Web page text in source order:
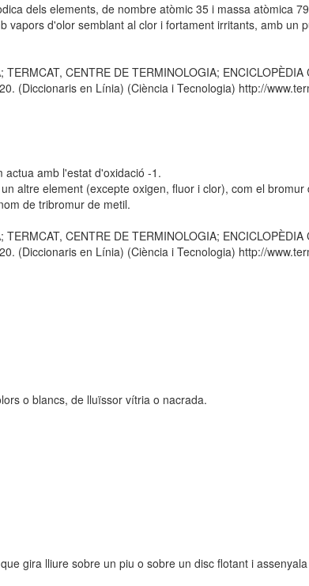
dels elements, de nombre atòmic 35 i massa atòmica
vapors d'olor semblant al clor i fortament irritants, amb un
CENTRE DE TERMINOLOGIA;
(Diccionaris en Línia) (Ciència i Tecnologia) http://
amb l'estat d'oxidació -1.
altre element (excepte oxigen, fluor i clor), com el
de tribromur de metil.
CENTRE DE TERMINOLOGIA;
(Diccionaris en Línia) (Ciència i Tecnologia) http://
o blancs, de lluïssor vítria o nacrada.
gira lliure sobre un piu o sobre un disc flotant i